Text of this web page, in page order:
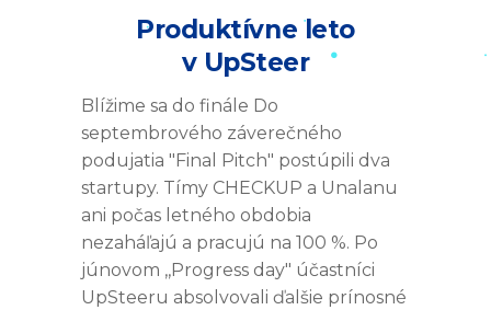
Produktívne leto
v UpSteer
Blížime sa do finále Do
septembrového záverečného
podujatia "Final Pitch" postúpili dva
startupy. Tímy CHECKUP a Unalanu
ani počas letného obdobia
nezaháľajú a pracujú na 100 %. Po
júnovom ,,Progress day" účastníci
UpSteeru absolvovali ďalšie prínosné